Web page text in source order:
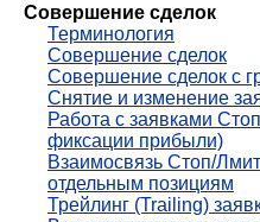
Совершение сделок
Терминология
Совершение сделок
Совершение сделок с
Cнятие и изменение
Работа с заявками
фиксации прибыли)
Взаимосвязь Стоп/
отдельным позициям
Трейлинг (Trailing)